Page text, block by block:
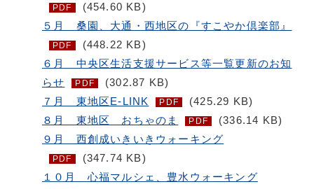
PDF
(454.60 KB)
５月 桑園、大通・西地区の『すこやか倶楽部』
PDF
(448.22 KB)
６月 中央区生活支援サービス等一覧更新のお知
らせ
PDF
(302.87 KB)
７月 東地区E-LINK
PDF
(425.29 KB)
８月 東地区 おちゃのま
PDF
(336.14 KB)
９月 西創成いきいきウォーキング
PDF
(347.74 KB)
１０月 心福マルシェ、豊水ウォーキング